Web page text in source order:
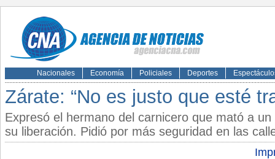
Nacionales Economía Policiales Deportes
Zárate: “No es justo que esté
Expresó el hermano del carnicero que mató a
su liberación. Pidió por más seguridad en las